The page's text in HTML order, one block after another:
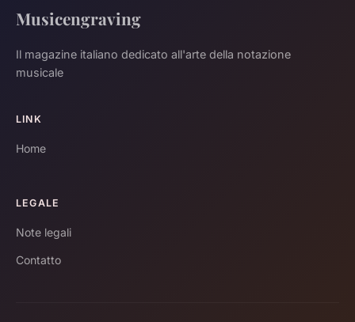
Musicengraving
Il magazine italiano dedicato all'arte della notazione
musicale
LINK
Home
LEGALE
Note legali
Contatto